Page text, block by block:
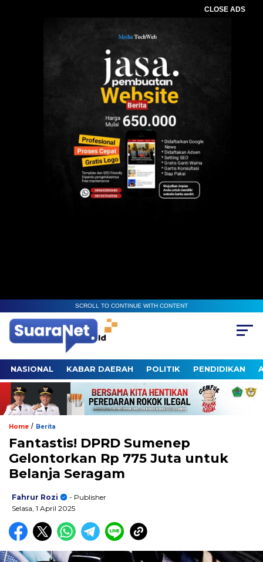
CLOSE ADS
SCROLL TO CONTINUE WITH CONTENT
NASIONAL KABAR DAERAH POLITIK PENDIDIKAN
Home / Berita
Fantastis! DPRD Sumenep
Gelontorkan Rp 775 Juta untuk
Belanja Seragam
Fahrur Rozi
- Publisher
Selasa, 1 April 2025